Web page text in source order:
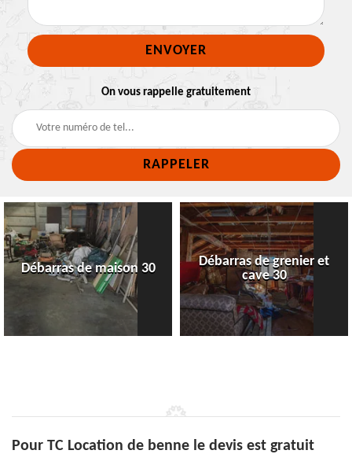
On vous rappelle gratuitement
Débarras de maison 30
Débarras de grenier et
cave 30
Pour TC Location de benne le devis est gratuit